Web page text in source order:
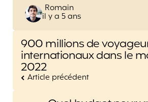
Posted
by
Romain
il y a 5 ans
Post
navigation
900 millions de
internationaux dans le
2022
Article précédent